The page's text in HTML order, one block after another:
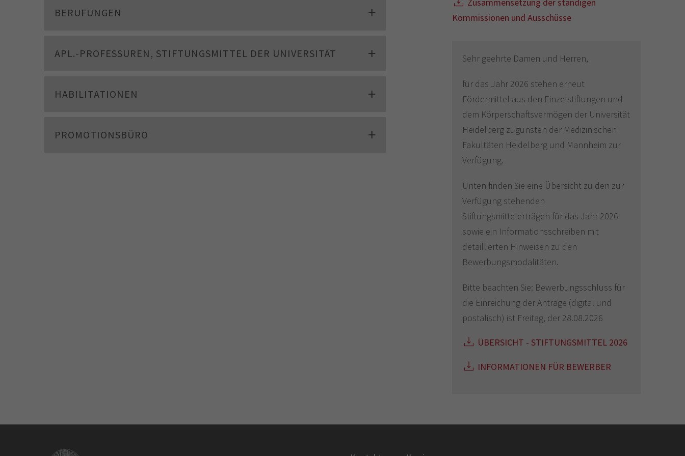
BERUFUNGEN
APL.-PROFESSUREN, STIFTUNGSMITTEL DER UNIVERSITÄT
HABILITATIONEN
PROMOTIONSBÜRO
Zusammensetzung der ständigen
Kommissionen und Ausschüsse
Sehr geehrte Damen und Herren,
für das Jahr 2026 stehen erneut
Fördermittel aus den Einzelstiftungen und
dem Körperschaftsvermögen der Universität
Heidelberg zugunsten der Medizinischen
Fakultäten Heidelberg und Mannheim zur
Verfügung.
Unten finden Sie eine Übersicht zu den zur
Verfügung stehenden
Stiftungsmittelerträgen für das Jahr 2026
sowie ein Informationsschreiben mit
detaillierten Hinweisen zu den
Bewerbungsmodalitäten.
Bitte beachten Sie: Bewerbungsschluss für
die Einreichung der Anträge (digital und
postalisch) ist Freitag, der 28.08.2026
ÜBERSICHT - STIFTUNGSMITTEL 2026
INFORMATIONEN FÜR BEWERBER